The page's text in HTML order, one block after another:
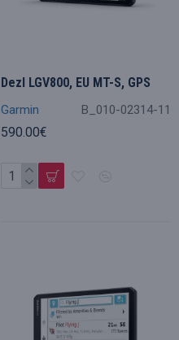
Garmin B_010-02314-11
Dezl LGV800, EU MT-S, GPS
590.00€